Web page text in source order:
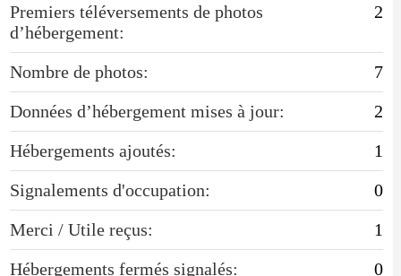
Premiers téléversements de photos
d’hébergement:
2
Nombre de photos:
7
Données d’hébergement mises à jour:
2
Hébergements ajoutés:
1
Signalements d'occupation:
0
Merci / Utile reçus:
1
Hébergements fermés signalés:
0